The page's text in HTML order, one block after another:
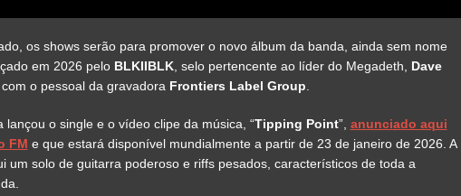
os shows serão para promover o novo álbum da banda, ainda sem nome
em 2026 pelo BLKIIBLK, selo pertencente ao líder do Megadeth, Dave
o pessoal da gravadora Frontiers Label Group
lançou o single e o vídeo clipe da música, “Tipping Point”, anunciado aqui
FM e que estará disponível mundialmente a partir de 23 de janeiro de 2026. A
um solo de guitarra poderoso e riffs pesados, característicos de toda a